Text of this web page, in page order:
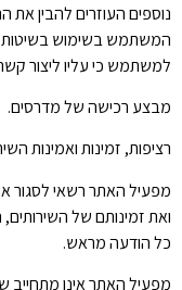
נוספים העוזרים להבין
המשתמש בשימוש בשיטות
למשתמש כי עליו ליצור
מבצע רכישה של מדרסים.
רציפות, זמינות ואמינות
מפעיל האתר רשאי לסגור
ואת זמינותם של השירותים,
כל הודעה מראש.
מפעיל האתר אינו מתחייב